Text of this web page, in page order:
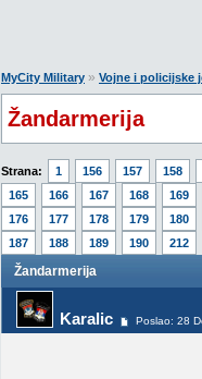
MyCity Military » Vojne i policijske
Žandarmerija
Strana: 1 156 157 158
165
166 167 168 169
176
177 178 179 180
187
188 189 190 212
Žandarmerija
Karalic Poslao: 28